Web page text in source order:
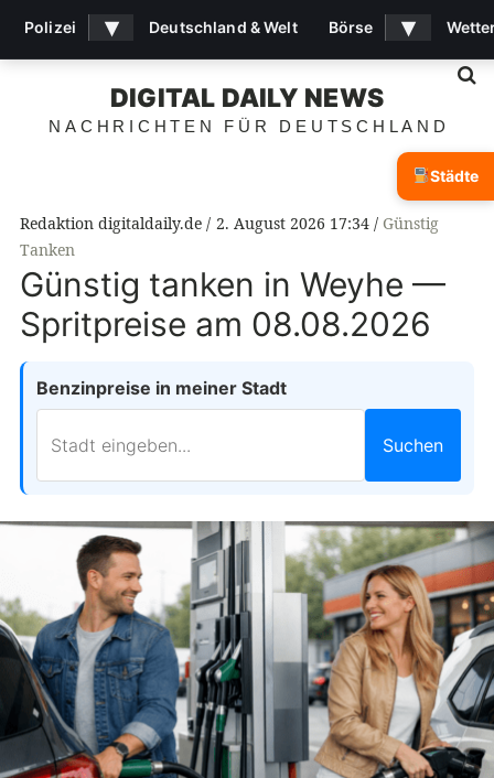
DIGITAL DAILY NEWS
NACHRICHTEN FÜR DEUTSCHLAND
Redaktion digitaldaily.de 2. August 2026 17:34
Günstig
Tanken
Günstig tanken in Weyhe —
Spritpreise am 08.08.2026
Benzinpreise in meiner Stadt
Suchen
Polizei ▾ Deutschland & Welt Börse ▾
Städte